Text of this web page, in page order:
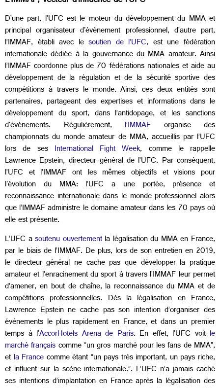
D’une part, l’UFC est le moteur du développement du MMA et
principal organisateur d'événement professionnel, d’autre part,
l’IMMAF, établi avec lesoutien de l’UFC, est une fédération
internationale dédiée à la gouvernance du MMA amateur. Ainsi
l’IMMAF coordonne plus de 70 fédérations nationales et aide au
développement de la régulation et de la sécurité sportive des
compétitions à travers le monde. Ainsi, ces deux entités sont
partenaires, partageant des expertises et informations dans le
développement du sport, dans l’antidopage, et les sanctions
d'événements. Régulièrement, l’IMMAF organise des
championnats du monde amateur de MMA, accueillis par l’UFC
lors de ses International Fight Week, comme le rappelle
Lawrence Epstein, directeur général de l’UFC. Par conséquent,
l’UFC et l’IMMAF ont les mêmes objectifs et visions pour
l'évolution du MMA: l’UFC a une portée, présence et
reconnaissance internationale dans le monde professionnel alors
que l’IMMAF administre le domaine amateur dans les 70 pays où
elle est présente.
L’UFC asoutenu ouvertementla légalisation du MMA en France,
par le biais de l’IMMAF. De plus, lors de son entretien en 2019,
le directeur général ne cache pas que développer la pratique
amateur et l’enracinement du sport à travers l’IMMAF leur permet
d’amener, en bout de chaîne, la reconnaissance du MMA et de
compétitions professionnelles. Dès la légalisation en France,
Lawrence Epstein ne cache pas son intention d’organiser des
événements le plus rapidement en France, et dans un premier
temps à l'AccorHotels Arena de Paris. En effet, l’UFC voit le
marché françaiscomme “un gros marché pour les fans de MMA”,
et la Francecomme étant “un pays très important, un pays riche,
et influent sur la scène internationale.”. L’UFC n’a jamais caché
ses intentions d’implantation en France après la légalisation des